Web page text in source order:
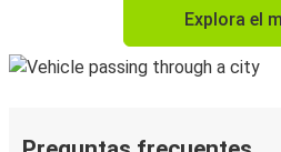
Explora el